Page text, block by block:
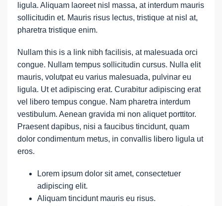
ligula. Aliquam laoreet nisl massa, at interdum mauris
sollicitudin et. Mauris risus lectus, tristique at nisl at,
pharetra tristique enim.
Nullam this is a link nibh facilisis, at malesuada orci
congue. Nullam tempus sollicitudin cursus. Nulla elit
mauris, volutpat eu varius malesuada, pulvinar eu
ligula. Ut et adipiscing erat. Curabitur adipiscing erat
vel libero tempus congue. Nam pharetra interdum
vestibulum. Aenean gravida mi non aliquet porttitor.
Praesent dapibus, nisi a faucibus tincidunt, quam
dolor condimentum metus, in convallis libero ligula ut
eros.
Lorem ipsum dolor sit amet, consectetuer
adipiscing elit.
Aliquam tincidunt mauris eu risus.